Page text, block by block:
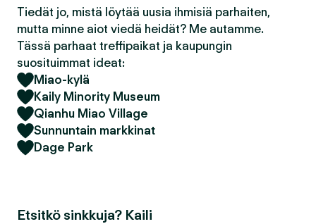
Tiedät jo, mistä löytää uusia ihmisiä parhaiten,
mutta minne aiot viedä heidät? Me autamme.
Tässä parhaat treffipaikat ja kaupungin
suosituimmat ideat:
Miao-kylä
Kaily Minority Museum
Qianhu Miao Village
Sunnuntain markkinat
Dage Park
Etsitkö sinkkuja? Kaili